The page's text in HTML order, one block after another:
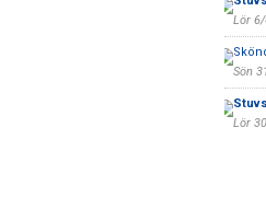
Lör
Sön
Lör